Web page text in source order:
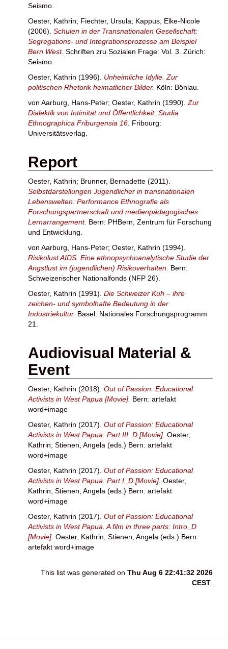
Seismo.
Oester, Kathrin; Fiechter, Ursula; Kappus, Elke-Nicole
(2006). Schulen in der Transnationalen Gesellschaft:
Segregations- und Integrationsprozesse am Beispiel
Bern West. Schriften zru Sozialen Frage: Vol. 3. Zürich:
Seismo.
Oester, Kathrin (1996). Unheimliche Idylle. Zur
politischen Rhetorik heimatlicher Bilder. Köln: Böhlau.
von Aarburg, Hans-Peter; Oester, Kathrin (1990). Zur
Dialektik von Intimität und Öffentlichkeit. Studia
Ethnographica Friburgensia 16. Fribourg:
Universitätsverlag.
Report
Oester, Kathrin; Brunner, Bernadette (2011).
Selbstdarstellungen Jugendlicher in transnationalen
Lebenswelten: Performance Ethnografie als
Forschungspartnerschaft und medienpädagogisches
Lernarrangement. Bern: PHBern, Zentrum für Forschung
und Entwicklung.
von Aarburg, Hans-Peter; Oester, Kathrin (1994).
Risikolust AIDS. Eine ethnopsychoanalytische Studie der
Angstlust im (jugendlichen) Risikoverhalten. Bern:
Schweizerischer Nationalfonds (NFP 26).
Oester, Kathrin (1991). Die Schweizer Kuh – ihre
zeichen- und symbolhafte Bedeutung in der
Industriekultur. Basel: Nationales Forschungsprogramm
21.
Audiovisual Material &
Event
Oester, Kathrin (2018). Out of Passion: Educational
Activists in West Papua [Movie]. Bern: artefakt
word+image
Oester, Kathrin (2017). Out of Passion: Educational
Activists in West Papua: Part III_D [Movie]. Oester,
Kathrin; Stienen, Angela (eds.) Bern: artefakt
word+image
Oester, Kathrin (2017). Out of Passion: Educational
Activists in West Papua: Part I_D [Movie]. Oester,
Kathrin; Stienen, Angela (eds.) Bern: artefakt
word+image
Oester, Kathrin (2017). Out of Passion: Educational
Activists in West Papua. A film in three parts: Intro_D
[Movie]. Oester, Kathrin; Stienen, Angela (eds.) Bern:
artefakt word+image
This list was generated on Thu Aug 6 22:41:32 2026
CEST